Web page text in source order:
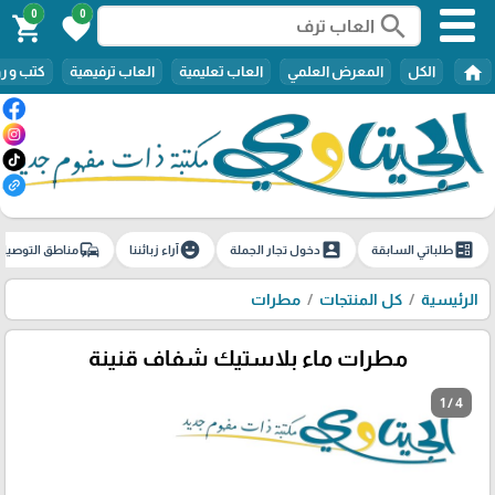
search
0
favorite
0
shopping_cart
home الكل المعرض العلمي العاب تعليمية العاب ترفيهية كتب و
ballotطلباتي السابقة account_boxدخول تجار الجملة emoji_emotionsآراء زبائننا commuteمناطق
الرئيسية كل المنتجات مطرات
مطرات ماء بلاستيك شفاف قنينة
1 / 4